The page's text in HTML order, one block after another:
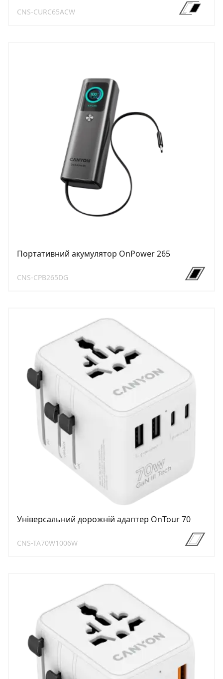
CNS-CURC65ACW
Портативний акумулятор OnPower 265
CNS-CPB265DG
Універсальний дорожній адаптер OnTour 70
CNS-TA70W1006W